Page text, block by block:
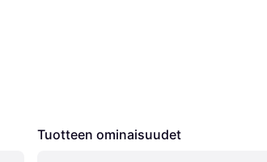
Tuotteen ominaisuudet